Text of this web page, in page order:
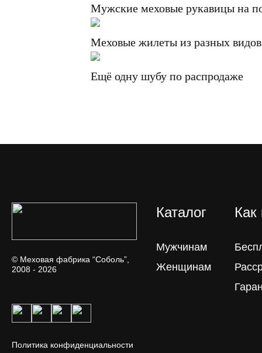
Мужские меховые рукавицы на
Меховые жилеты из разных
Ещё одну шубу по распродаже
© Меховая фабрика “Соболь”,
2008 - 2026
Политика конфиденциальности
Каталог
Мужчинам
Женщинам
Как